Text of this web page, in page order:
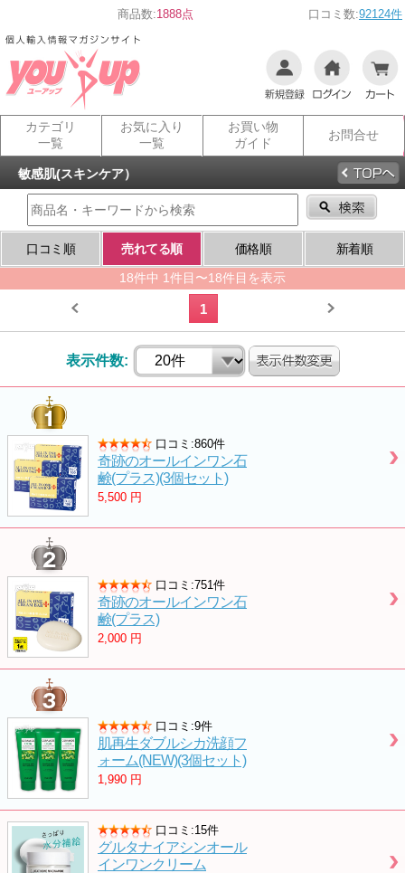
商品数:1888点 口コミ数:92124件
カテゴリ
一覧
お気に入り
一覧
お買い物
ガイド
お問合せ
敏感肌(スキンケア）
口コミ順 売れてる順 価格順
新着順
18件中 1件目〜18件目を表示
1
表示件数:
口コミ:860件
奇跡のオールインワン石
鹸(プラス)(3個セット)
5,500 円
口コミ:751件
奇跡のオールインワン石
鹸(プラス)
2,000 円
口コミ:9件
肌再生ダブルシカ洗顔フ
ォーム(NEW)(3個セット)
1,990 円
口コミ:15件
グルタナイアシンオール
インワンクリーム